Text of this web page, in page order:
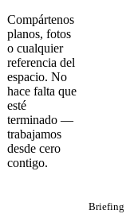
Compártenos
planos, fotos
o cualquier
referencia del
espacio. No
hace falta que
esté
terminado —
trabajamos
desde cero
contigo.
Briefing